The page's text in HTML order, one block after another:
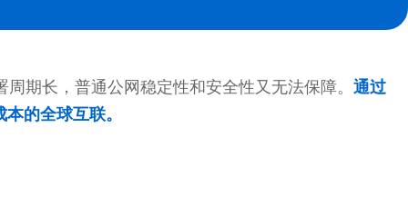
期长，普通公网稳定性和安全性又无法保障。 通过
的全球互联。